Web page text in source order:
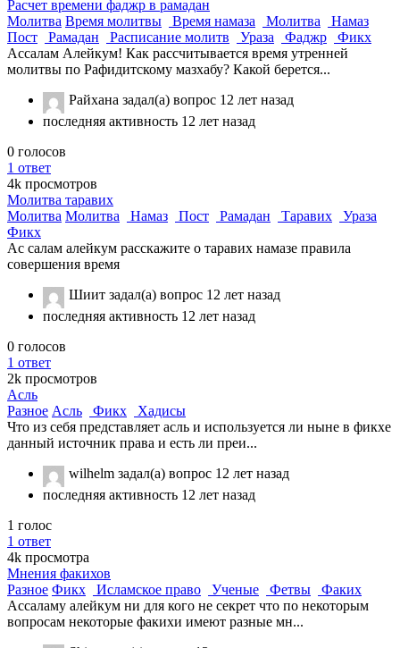
Расчет времени фаджр в рамадан
Молитва Время молитвы Время намаза Молитва
Намаз
Пост
Рамадан Расписание молитв Ураза Фаджр
Фикх
Ассалам Алейкум! Как рассчитывается время утренней
молитвы по Рафидитскому мазхабу? Какой берется...
Райхана задал(а) вопрос 12 лет назад
последняя активность 12 лет назад
0 голосов
1 ответ
4k просмотров
Молитва таравих
Молитва Молитва Намаз Пост Рамадан Таравих
Ураза
Фикх
Ас салам алейкум расскажите о таравих намазе правила
совершения время
Шиит задал(а) вопрос 12 лет назад
последняя активность 12 лет назад
0 голосов
1 ответ
2k просмотров
Асль
Разное Асль Фикх
Хадисы
Что из себя представляет асль и используется ли ныне в фикхе
данный источник права и есть ли преи...
wilhelm задал(а) вопрос 12 лет назад
последняя активность 12 лет назад
1 голос
1 ответ
4k просмотра
Мнения факихов
Разное Фикх Исламское право Ученые Фетвы
Факих
Ассаламу алейкум ни для кого не секрет что по некоторым
вопросам некоторые факихи имеют разные мн...